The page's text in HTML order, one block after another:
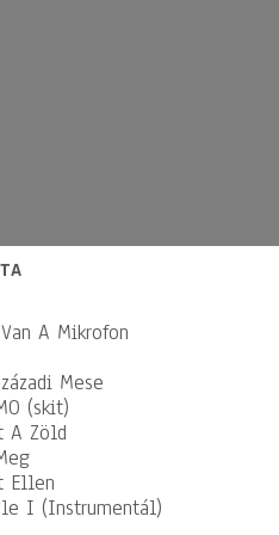
A Mikrofon
Mese
(skit)
A Zöld
Ellen
I (Instrumentál)